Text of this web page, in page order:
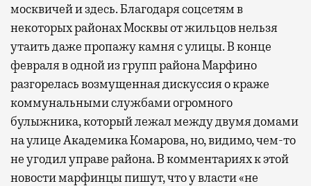
москвичей и здесь. Благодаря соцсетям в
некоторых районах Москвы от жильцов нельзя
утаить даже пропажу камня с улицы. В конце
февраля в одной из групп района Марфино
разгорелась возмущенная дискуссия о краже
коммунальными службами огромного
булыжника, который лежал между двумя домами
на улице Академика Комарова, но, видимо, чем-то
не угодил управе района. В комментариях к этой
новости марфинцы пишут, что у власти «не